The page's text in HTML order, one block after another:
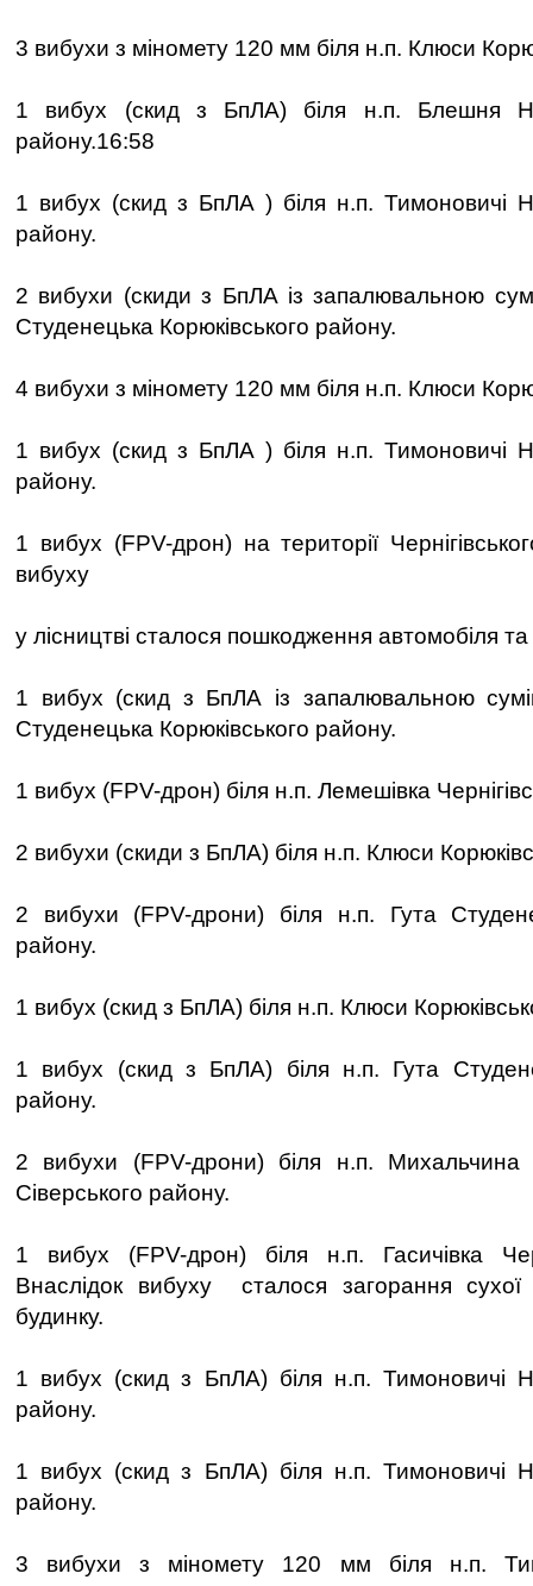
3 вибухи з міномету 120 мм біля н.п. Клюси
1 вибух (скид з БпЛА) біля н.п. Блешня
району.16:58
1 вибух (скид з БпЛА ) біля н.п. Тимоновичі
району.
2 вибухи (скиди з БпЛА із запалювальною
Студенецька Корюківського району.
4 вибухи з міномету 120 мм біля н.п. Клюси
1 вибух (скид з БпЛА ) біля н.п. Тимоновичі
району.
1 вибух (FPV-дрон) на території
вибуху
у лісництві сталося пошкодження автомобіля та
1 вибух (скид з БпЛА із запалювальною
Студенецька Корюківського району.
1 вибух (FPV-дрон) біля н.п. Лемешівка
2 вибухи (скиди з БпЛА) біля н.п. Клюси
2 вибухи (FPV-дрони) біля н.п. Гута
району.
1 вибух (скид з БпЛА) біля н.п. Клюси
1 вибух (скид з БпЛА) біля н.п. Гута
району.
2 вибухи (FPV-дрони) біля н.п.
Сіверського району.
1 вибух (FPV-дрон) біля н.п. Гасичівка
Внаслідок вибуху сталося загорання
будинку.
1 вибух (скид з БпЛА) біля н.п. Тимоновичі
району.
1 вибух (скид з БпЛА) біля н.п. Тимоновичі
району.
3 вибухи з міномету 120 мм біля н.п.